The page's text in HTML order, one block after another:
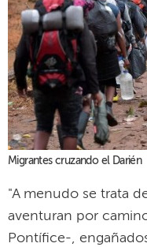
Migrantes cruzando el Darién
"A menudo se trata
aventuran por
Pontífice-,